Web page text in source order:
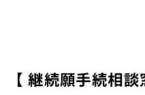
【 継続願手続相談